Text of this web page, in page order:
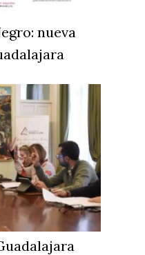
nueva